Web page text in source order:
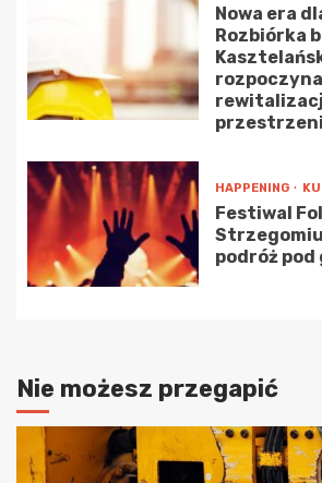
Nowa era
Rozbiórka
rozpoczyna
HAPPENING
Festiwal
podróż pod
Nie możesz przegapić